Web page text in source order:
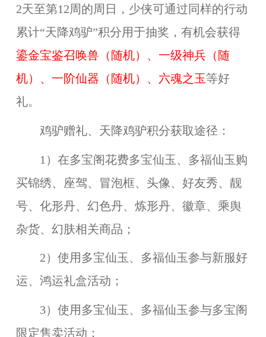
2天至第12周的周日，少侠可通过同样的行动
累计“天降鸡驴”积分用于抽奖，有机会获得
鎏金宝鉴召唤兽（随机）、一级神兵（随
机）、一阶仙器（随机）
、 六魂之玉等好
礼。
鸡驴赠礼、天降鸡驴积分获取途径：
1）在多宝阁花费多宝仙玉、多福仙玉购
买锦绣、座驾、冒泡框、头像、好友秀、靓
号、化形丹、幻色丹、炼形丹、徽章、乘舆
杂货、幻肤相关商品；
2）使用多宝仙玉、多福仙玉参与新服好
运、鸿运礼盒活动；
3）使用多宝仙玉、多福仙玉参与多宝阁
限定售卖活动；